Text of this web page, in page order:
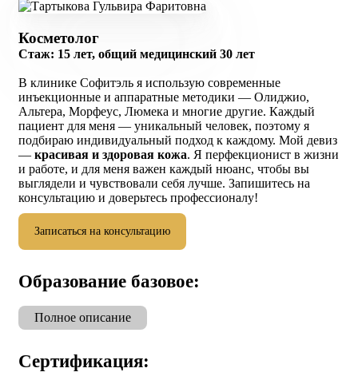
Косметолог
Стаж: 15 лет, общий медицинский 30 лет
В клинике Софитэль я использую современные
инъекционные и аппаратные методики — Олиджио,
Альтера, Морфеус, Люмека и многие другие. Каждый
пациент для меня — уникальный человек, поэтому я
подбираю индивидуальный подход к каждому. Мой девиз
— красивая и здоровая кожа. Я перфекционист в жизни
и работе, и для меня важен каждый нюанс, чтобы вы
выглядели и чувствовали себя лучше. Запишитесь на
консультацию и доверьтесь профессионалу!
Записаться на консультацию
Образование базовое:
Полное описание
Сертификация: